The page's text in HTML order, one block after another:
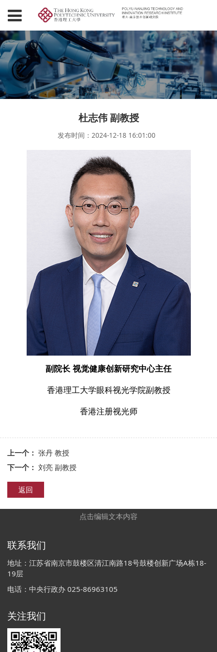
杜志伟 副教授
发布时间：2024-12-18 16:01:00
副院长 视觉健康创新研究中心主任
香港理工大学眼科视光学院副教授
香港注册视光师
上一个：张丹 教授
下一个：刘亮 副教授
返回
点击编辑文本内容
联系我们
地址：江苏省南京市鼓楼区清江南路18号鼓楼创新广场A栋18-
19层
电话：中央行政办 025-86963105
关注我们